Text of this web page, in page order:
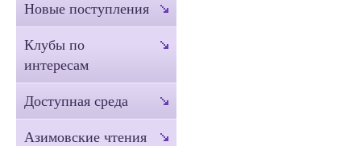
Новые поступления
Клубы по
интересам
Доступная среда
Азимовские чтения